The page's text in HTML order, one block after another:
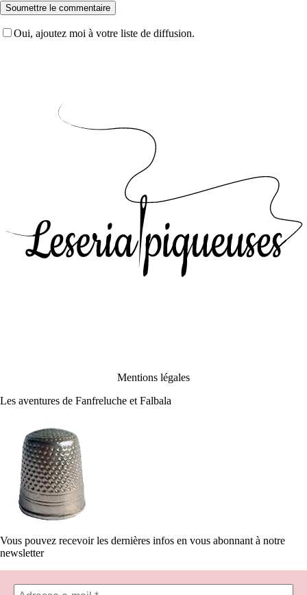
Soumettre le commentaire
Oui, ajoutez moi à votre liste de diffusion.
Mentions légales
Les aventures de Fanfreluche et Falbala
Vous pouvez recevoir les dernières infos en vous abonnant à notre
newsletter